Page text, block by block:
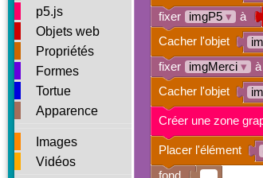
p5.js
Objets web
Propriétés
Formes
Tortue
Apparence
Images
Vidéos
fond
Placer l'élément
Créer une zone
Cacher l'objet
fixer imgMerci ▾ à
Cacher l'objet
fixer imgP5 ▾ à